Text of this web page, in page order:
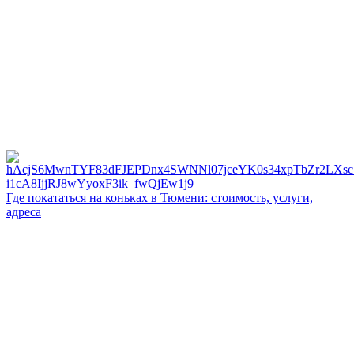
Где покататься на коньках в Тюмени: стоимость, услуги,
адреса